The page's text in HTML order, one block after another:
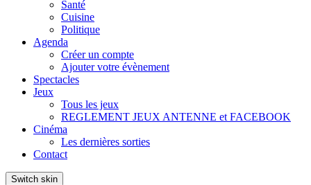
Santé
Cuisine
Politique
Agenda
Créer un compte
Ajouter votre évènement
Spectacles
Jeux
Tous les jeux
REGLEMENT JEUX ANTENNE et FACEBOOK
Cinéma
Les dernières sorties
Contact
Switch skin